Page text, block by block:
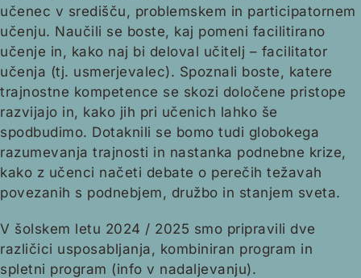
učenec v središču, problemskem in participatornem
učenju. Naučili se boste, kaj pomeni facilitirano
učenje in, kako naj bi deloval učitelj – facilitator
učenja (tj. usmerjevalec). Spoznali boste, katere
trajnostne kompetence se skozi določene pristope
razvijajo in, kako jih pri učenich lahko še
spodbudimo. Dotaknili se bomo tudi globokega
razumevanja trajnosti in nastanka podnebne krize,
kako z učenci načeti debate o perečih težavah
povezanih s podnebjem, družbo in stanjem sveta.
V šolskem letu 2024 / 2025 smo pripravili dve
različici usposabljanja, kombiniran program in
spletni program (info v nadaljevanju).